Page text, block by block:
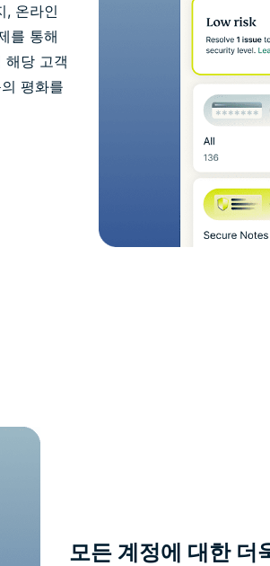
, 온라인
를 통해
해당 고객
평화를
모든 계정에 대한 더